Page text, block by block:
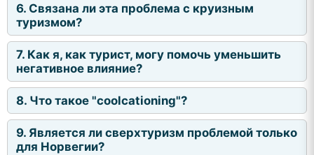
6. Связана ли эта проблема с круизным
туризмом?
7. Как я, как турист, могу помочь уменьшить
негативное влияние?
8. Что такое "coolcationing"?
9. Является ли сверхтуризм проблемой только
для Норвегии?